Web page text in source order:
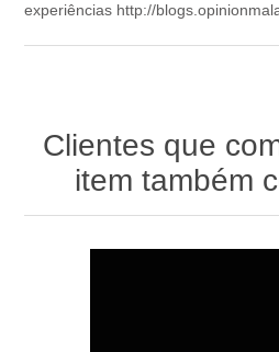
experiências http://
Clientes que
item também